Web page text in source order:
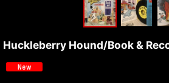
Huckleberry Hound/Book &